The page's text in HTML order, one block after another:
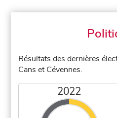
Résultats des dernières
Cans et Cévennes.
2022